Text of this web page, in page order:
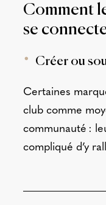
Comment
se
Créer ou
Certaines
club comme
communauté :
compliqué d’y